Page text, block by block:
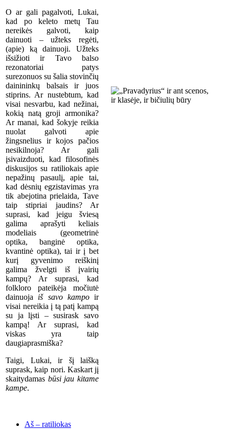
O ar gali pagalvoti, Lukai,
kad po keleto metų Tau
nereikės galvoti, kaip
dainuoti – užteks regėti,
(apie) ką dainuoji. Užteks
išsižioti ir Tavo balso
rezonatoriai patys
surezonuos su šalia stovinčių
dainininkų balsais ir juos
stiprins. Ar nustebtum, kad
visai nesvarbu, kad nežinai,
kokią natą groji armonika?
Ar manai, kad šokyje reikia
nuolat galvoti apie
žingsnelius ir kojos pačios
nesikilnoja? Ar gali
įsivaizduoti, kad filosofinės
diskusijos su ratiliokais apie
nepažinų pasaulį, apie tai,
kad dėsnių egzistavimas yra
tik abejotina prielaida, Tave
taip stipriai jaudins? Ar
suprasi, kad jeigu šviesą
galima aprašyti keliais
modeliais (geometrinė
optika, banginė optika,
kvantinė optika), tai ir į bet
kurį gyvenimo reiškinį
galima žvelgti iš įvairių
kampų? Ar suprasi, kad
folkloro pateikėja močiutė
dainuoja iš savo kampoir
visai nereikia į tą patį kampą
su ja lįsti – susirask savo
kampą! Ar suprasi, kad
viskas yra taip
daugiaprasmiška?
Taigi, Lukai, ir šį laišką
suprask, kaip nori. Kaskart jį
skaitydamas būsi jau kitame
kampe.
Aš – ratiliokas